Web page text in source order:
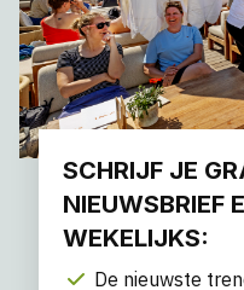
SCHRIJF JE
NIEUWSBRIEF
WEKELIJKS:
De nieuwste